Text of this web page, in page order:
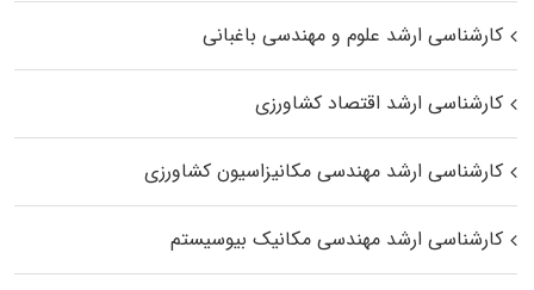
کارشناسی ارشد علوم و مهندسی باغبانی
کارشناسی ارشد اقتصاد کشاورزی
کارشناسی ارشد مهندسی مکانیزاسیون کشاورزی
کارشناسی ارشد مهندسی مکانیک بیوسیستم